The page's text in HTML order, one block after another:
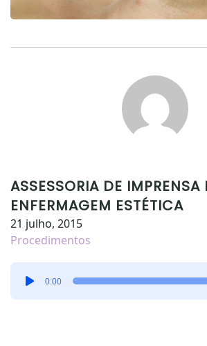
ASSESSORIA DE
ENFERMAGEM ESTÉTICA
21 julho, 2015
Procedimentos
0:00